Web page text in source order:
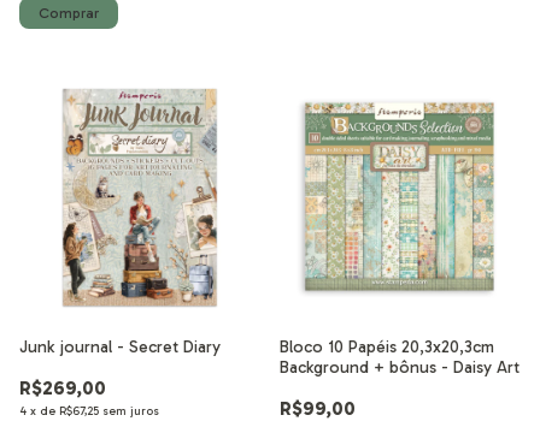
Junk journal - Secret Diary
R$269,00
4 x de R$67,25 sem juros
Bloco 10 Papéis 20,3x20,3cm
Background + bônus - Daisy Art
R$99,00